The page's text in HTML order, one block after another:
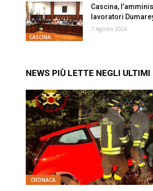
CASCINA
Cascina,
lavoratori
7 Agosto 2026
NEWS PIÙ LETTE NEGLI ULTIMI
CRONACA